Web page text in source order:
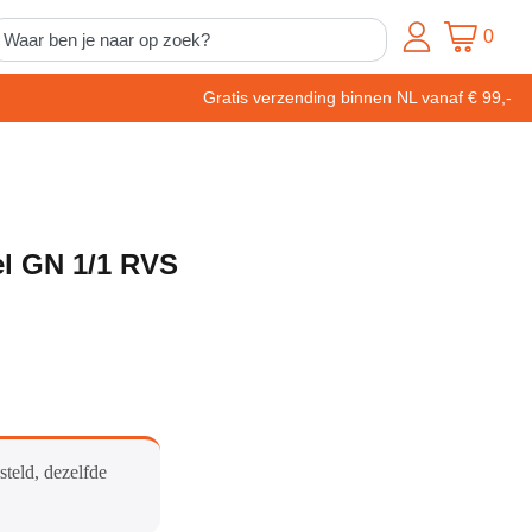
0
Gratis verzending binnen NL vanaf € 99,-
GN 1/1 RVS
dezelfde